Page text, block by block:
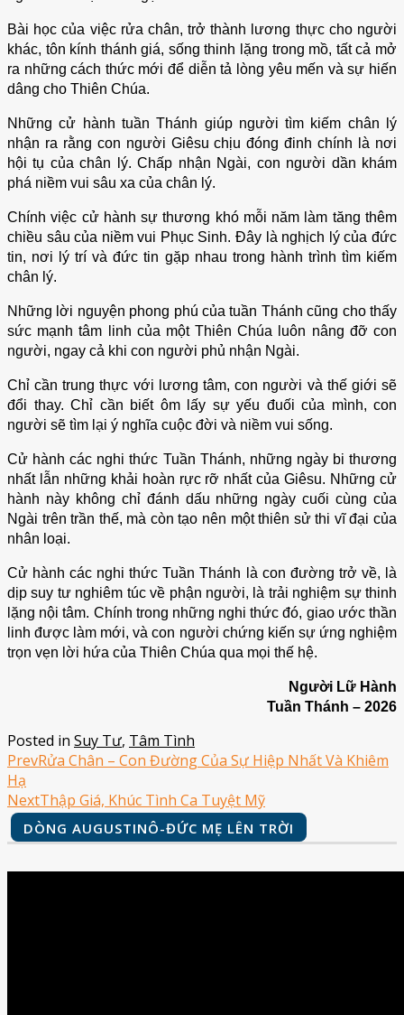
Bài học của việc rửa chân, trở thành lương thực cho người
khác, tôn kính thánh giá, sống thinh lặng trong mồ, tất cả mở
ra những cách thức mới để diễn tả lòng yêu mến và sự hiến
dâng cho Thiên Chúa.
Những cử hành tuần Thánh giúp người tìm kiếm chân lý
nhận ra rằng con người Giêsu chịu đóng đinh chính là nơi
hội tụ của chân lý. Chấp nhận Ngài, con người dần khám
phá niềm vui sâu xa của chân lý.
Chính việc cử hành sự thương khó mỗi năm làm tăng thêm
chiều sâu của niềm vui Phục Sinh. Đây là nghịch lý của đức
tin, nơi lý trí và đức tin gặp nhau trong hành trình tìm kiếm
chân lý.
Những lời nguyện phong phú của tuần Thánh cũng cho thấy
sức mạnh tâm linh của một Thiên Chúa luôn nâng đỡ con
người, ngay cả khi con người phủ nhận Ngài.
Chỉ cần trung thực với lương tâm, con người và thế giới sẽ
đổi thay. Chỉ cần biết ôm lấy sự yếu đuối của mình, con
người sẽ tìm lại ý nghĩa cuộc đời và niềm vui sống.
Cử hành các nghi thức Tuần Thánh, những ngày bi thương
nhất lẫn những khải hoàn rực rỡ nhất của Giêsu. Những cử
hành này không chỉ đánh dấu những ngày cuối cùng của
Ngài trên trần thế, mà còn tạo nên một thiên sử thi vĩ đại của
nhân loại.
Cử hành các nghi thức Tuần Thánh là con đường trở về, là
dịp suy tư nghiêm túc về phận người, là trải nghiệm sự thinh
lặng nội tâm. Chính trong những nghi thức đó, giao ước thần
linh được làm mới, và con người chứng kiến sự ứng nghiệm
trọn vẹn lời hứa của Thiên Chúa qua mọi thế hệ.
Người Lữ Hành
Tuần Thánh – 2026
Posted in Suy Tư, Tâm Tình
PrevRửa Chân – Con Đường Của Sự Hiệp Nhất Và Khiêm
Hạ
NextThập Giá, Khúc Tình Ca Tuyệt Mỹ
DÒNG AUGUSTINÔ-ĐỨC MẸ LÊN TRỜI